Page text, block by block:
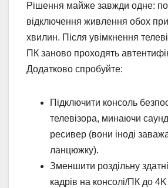
Рішення майже завжди одне:
відключення живлення обох
хвилин. Після увімкнення
ПК заново проходять
Додатково спробуйте:
Підключити консоль
телевізора, минаючи
ресивер (вони іноді
ланцюжку).
Зменшити роздільну
кадрів на консолі/ПК до